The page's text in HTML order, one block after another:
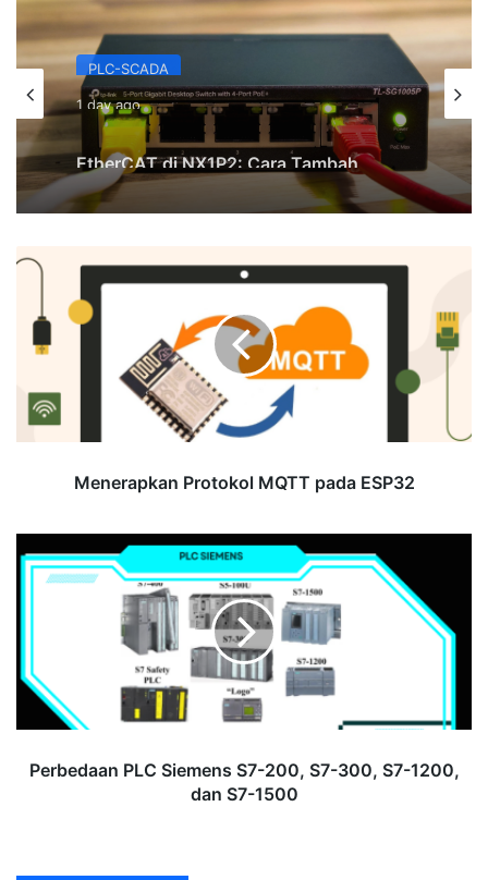
PLC-SCADA
1 day ago
EtherCAT di NX1P2: Cara Tambah
Distributed I/O tanpa Kabel Paralel
Menerapkan
pada
ESP32
Menerapkan Protokol MQTT pada ESP32
PLC
Siemens
300,
1200,
S7-Perbedaan PLC Siemens S7-200, S7-300, S7-1200,
dan S7-1500